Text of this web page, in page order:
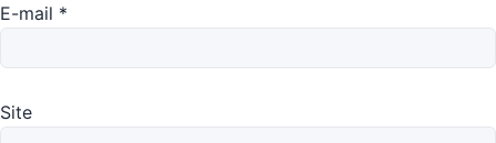
E-mail *
Site